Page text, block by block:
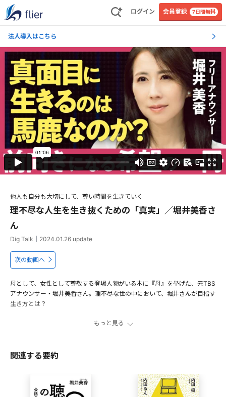
ログイン 会員登録 7日間無料
法人導入はこちら
他人も自分も大切にして、尊い時間を生きていく
理不尽な人生を生き抜くための「真実」／堀井美香さ
ん
Dig Talk 2024.01.26 update
次の動画へ
母として、女性として尊敬する登場人物がいる本に『母』を挙げた、元TBS
アナウンサー・堀井美香さん。理不尽な世の中において、堀井さんが目指す
生き方とは？
故郷の言葉で語られる「赦し」の物語
07:48 「女性」であり「母」である私 共感する真実の言葉
出演者
堀井美香
もっと見る
関連する要約